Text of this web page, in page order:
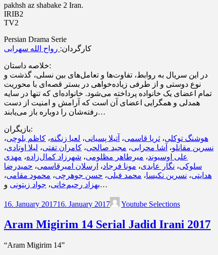
pakhsh az shabake 2 Iran.
IRIB2
TV2
Persian Drama Serie
کارگردان: رواح الله سهرابی
خلاصه داستان:
در این سریال به روابط، تفاوت‌ها و تعامل‌های بین نسلی، گذشت و
نوع دوستی و از طرفی زیاده‌خواهی در بستر قصه‌ای با محوریت
تمام اعضای یک خانواده پرداخته می‌شود. خانواده‌ای که تنها در سایه
همدلی و همگرایی اعضای آن است که آرامش و امنیت از دست
رفته‌شان را دوباره باز می‌یابند…
بازیگران:
هوشنگ توکلی، ثریا قاسمی، آتیلا پسیانی، لعیا زنگنه، کاظم بلوچی،
نسرین مقانلو، آشا محرابی، مجید صالحی، کامران تفتی، لیلا اوتادی،
علی اوسیوند، میرطاهر مظلومی، شهرزاد کمال‌زاده، مهدی
سلوکی، نگار عابدی، مونا فرجاد، ارسلان امیرقاسمی، حمیدرضا
هدایتی، نسرین نکیسا، محمد فیلی، حسن جوهرچی، محمود مقامی،
بهزاد رحیم‌خانی، جواد زیتونی و…
16. January 201716. January 2017 Youtube Selections
Aram Migirim 14 Serial Jadid Irani 2017
“Aram Migirim 14”